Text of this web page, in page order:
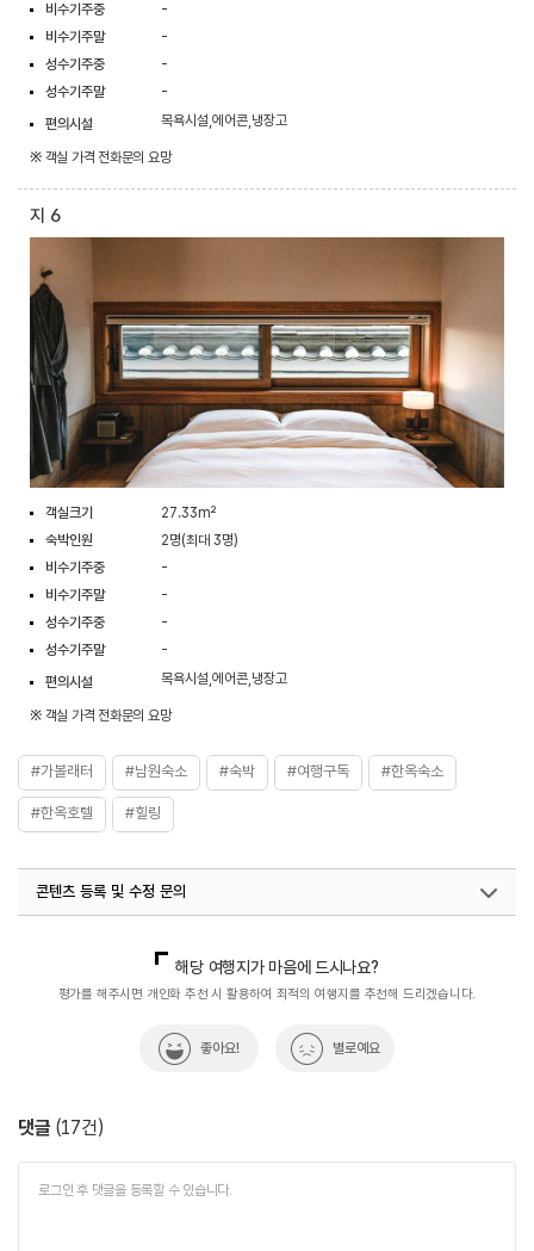
비수기주중
-
비수기주말
-
성수기주중
-
성수기주말
-
편의시설
목욕시설,에어콘,냉장고
※ 객실 가격 전화문의 요망
지 6
객실크기
27.33m²
숙박인원
2명(최대 3명)
비수기주중
-
비수기주말
-
성수기주중
-
성수기주말
-
편의시설
목욕시설,에어콘,냉장고
※ 객실 가격 전화문의 요망
#가볼래터 #남원숙소 #숙박 #여행구독 #한옥숙소
#한옥호텔 #힐링
콘텐츠 등록 및 수정 문의
해당 여행지가 마음에 드시나요?
평가를 해주시면 개인화 추천 시 활용하여 최적의 여행지를 추천해 드리겠습니다.
좋아요! 별로예요
댓글 (17건)